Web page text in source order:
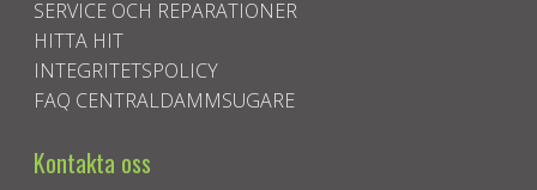
SERVICE OCH REPARATIONER
HITTA HIT
INTEGRITETSPOLICY
FAQ CENTRALDAMMSUGARE
Kontakta oss